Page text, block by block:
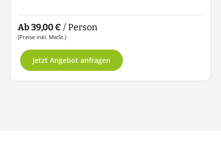
Ab 39,00 € / Person
(Preise inkl. MwSt.)
Jetzt Angebot anfragen